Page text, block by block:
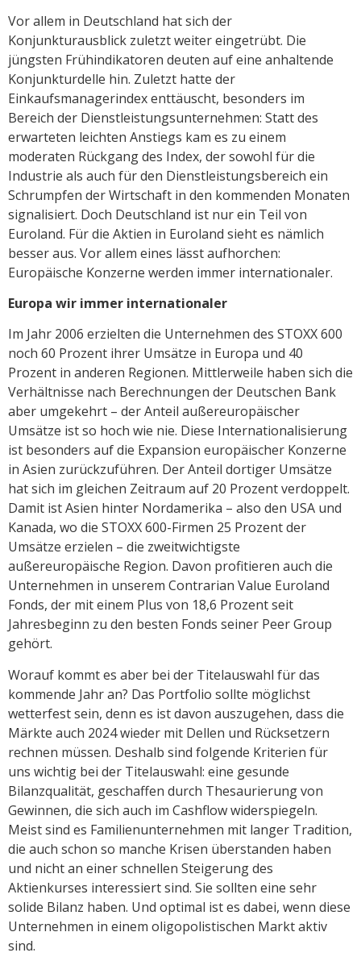
Vor allem in Deutschland hat sich der
Konjunkturausblick zuletzt weiter eingetrübt. Die
jüngsten Frühindikatoren deuten auf eine anhaltende
Konjunkturdelle hin. Zuletzt hatte der
Einkaufsmanagerindex enttäuscht, besonders im
Bereich der Dienstleistungsunternehmen: Statt des
erwarteten leichten Anstiegs kam es zu einem
moderaten Rückgang des Index, der sowohl für die
Industrie als auch für den Dienstleistungsbereich ein
Schrumpfen der Wirtschaft in den kommenden Monaten
signalisiert. Doch Deutschland ist nur ein Teil von
Euroland. Für die Aktien in Euroland sieht es nämlich
besser aus. Vor allem eines lässt aufhorchen:
Europäische Konzerne werden immer internationaler.
Europa wir immer internationaler
Im Jahr 2006 erzielten die Unternehmen des STOXX 600
noch 60 Prozent ihrer Umsätze in Europa und 40
Prozent in anderen Regionen. Mittlerweile haben sich die
Verhältnisse nach Berechnungen der Deutschen Bank
aber umgekehrt – der Anteil außereuropäischer
Umsätze ist so hoch wie nie. Diese Internationalisierung
ist besonders auf die Expansion europäischer Konzerne
in Asien zurückzuführen. Der Anteil dortiger Umsätze
hat sich im gleichen Zeitraum auf 20 Prozent verdoppelt.
Damit ist Asien hinter Nordamerika – also den USA und
Kanada, wo die STOXX 600-Firmen 25 Prozent der
Umsätze erzielen – die zweitwichtigste
außereuropäische Region. Davon profitieren auch die
Unternehmen in unserem Contrarian Value Euroland
Fonds, der mit einem Plus von 18,6 Prozent seit
Jahresbeginn zu den besten Fonds seiner Peer Group
gehört.
Worauf kommt es aber bei der Titelauswahl für das
kommende Jahr an? Das Portfolio sollte möglichst
wetterfest sein, denn es ist davon auszugehen, dass die
Märkte auch 2024 wieder mit Dellen und Rücksetzern
rechnen müssen. Deshalb sind folgende Kriterien für
uns wichtig bei der Titelauswahl: eine gesunde
Bilanzqualität, geschaffen durch Thesaurierung von
Gewinnen, die sich auch im Cashflow widerspiegeln.
Meist sind es Familienunternehmen mit langer Tradition,
die auch schon so manche Krisen überstanden haben
und nicht an einer schnellen Steigerung des
Aktienkurses interessiert sind. Sie sollten eine sehr
solide Bilanz haben. Und optimal ist es dabei, wenn diese
Unternehmen in einem oligopolistischen Markt aktiv
sind.